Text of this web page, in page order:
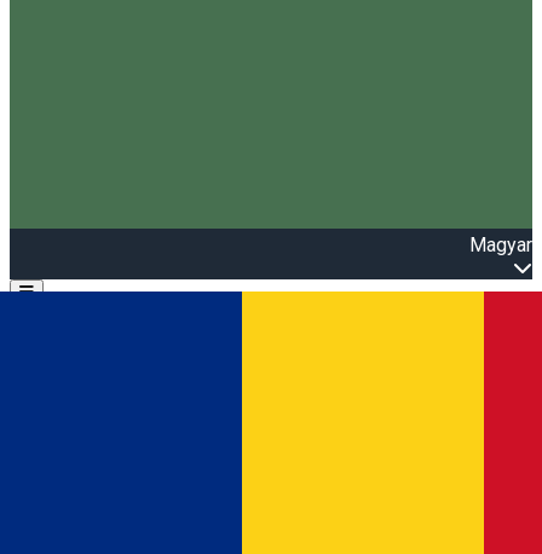
Magyar
Open main menu